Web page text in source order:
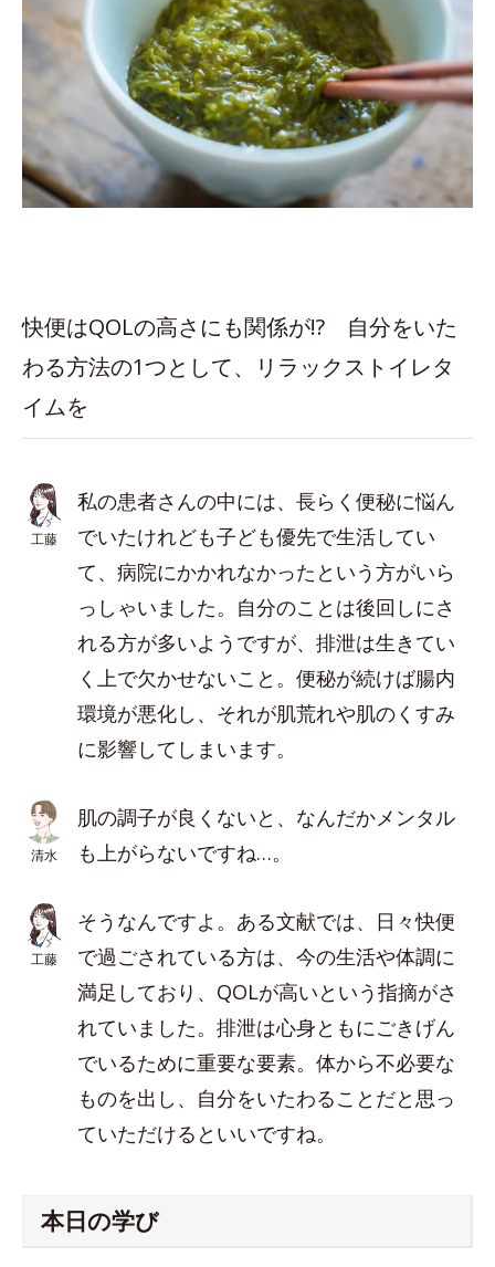
快便はQOLの高さにも関係が!? 自分をいた
わる方法の1つとして、リラックストイレタ
イムを
工藤
私の患者さんの中には、長らく便秘に悩ん
でいたけれども子ども優先で生活してい
て、病院にかかれなかったという方がいら
っしゃいました。自分のことは後回しにさ
れる方が多いようですが、排泄は生きてい
く上で欠かせないこと。便秘が続けば腸内
環境が悪化し、それが肌荒れや肌のくすみ
に影響してしまいます。
清水
肌の調子が良くないと、なんだかメンタル
も上がらないですね…。
工藤
そうなんですよ。ある文献では、日々快便
で過ごされている方は、今の生活や体調に
満足しており、QOLが高いという指摘がさ
れていました。排泄は心身ともにごきげん
でいるために重要な要素。体から不必要な
ものを出し、自分をいたわることだと思っ
ていただけるといいですね。
本日の学び